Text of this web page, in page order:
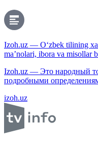
Izoh.uz — O‘zbek tilining
ma’nolari, ibora va misollar
Izoh.uz — Это народный
подробными
izoh.uz